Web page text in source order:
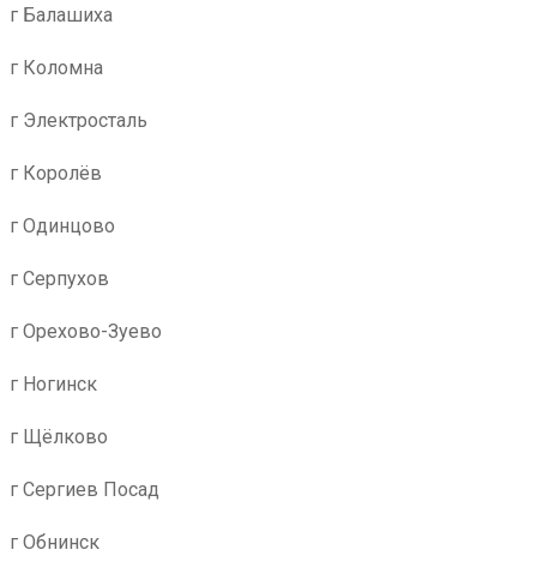
г Балашиха
г Коломна
г Электросталь
г Королёв
г Одинцово
г Серпухов
г Орехово-Зуево
г Ногинск
г Щёлково
г Сергиев Посад
г Обнинск